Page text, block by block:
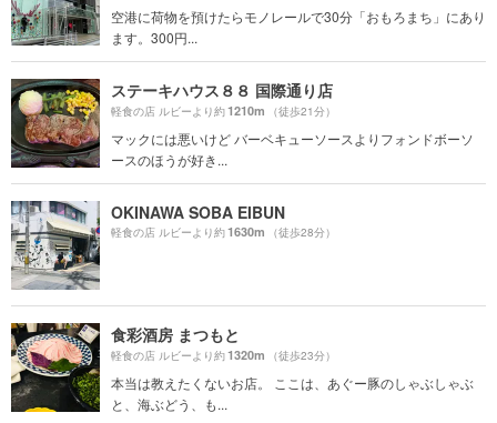
空港に荷物を預けたらモノレールで30分「おもろまち」にあり
ます。300円...
ステーキハウス８８ 国際通り店
軽食の店 ルビーより約1210m （徒歩21分）
マックには悪いけど バーベキューソースよりフォンドボーソ
ースのほうが好き...
OKINAWA SOBA EIBUN
軽食の店 ルビーより約1630m （徒歩28分）
食彩酒房 まつもと
軽食の店 ルビーより約1320m （徒歩23分）
本当は教えたくないお店。 ここは、あぐー豚のしゃぶしゃぶ
と、海ぶどう、も...